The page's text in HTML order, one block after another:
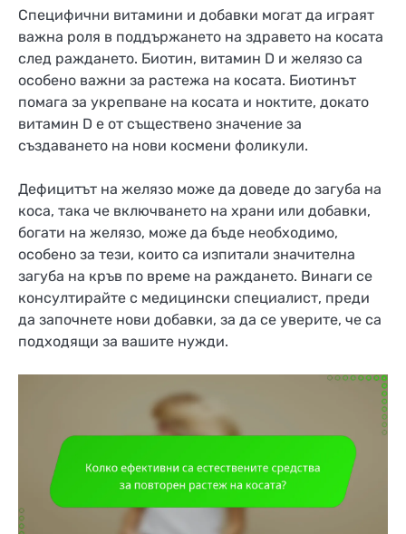
Специфични витамини и добавки могат да играят
важна роля в поддържането на здравето на косата
след раждането. Биотин, витамин D и желязо са
особено важни за растежа на косата. Биотинът
помага за укрепване на косата и ноктите, докато
витамин D е от съществено значение за
създаването на нови космени фоликули.
Дефицитът на желязо може да доведе до загуба на
коса, така че включването на храни или добавки,
богати на желязо, може да бъде необходимо,
особено за тези, които са изпитали значителна
загуба на кръв по време на раждането. Винаги се
консултирайте с медицински специалист, преди
да започнете нови добавки, за да се уверите, че са
подходящи за вашите нужди.